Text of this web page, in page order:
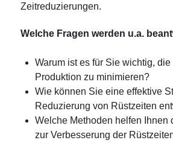
Zeitreduzierungen.
Welche Fragen werden u.a.
Warum ist es für Sie wichtig,
Produktion zu minimieren?
Wie können Sie eine effektive
Reduzierung von Rüstzeiten
Welche Methoden helfen Ihnen
zur Verbesserung der